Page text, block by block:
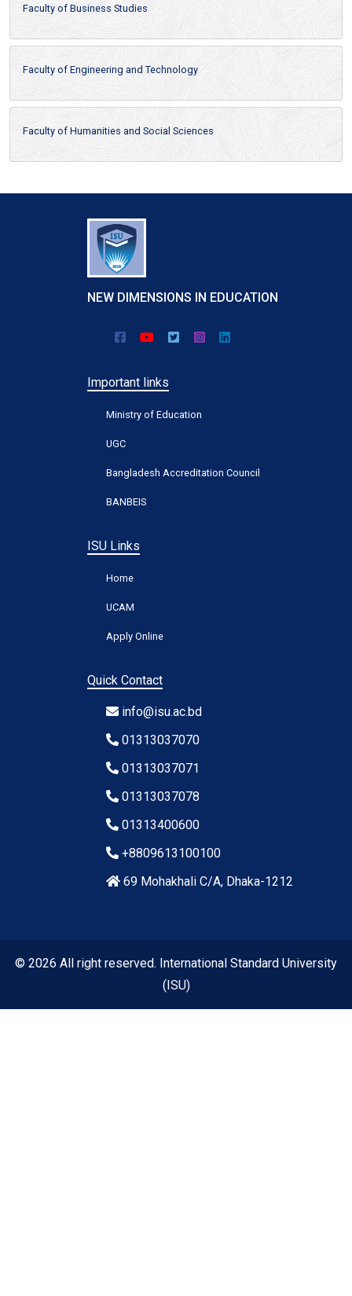
Faculty of Business Studies
Faculty of Engineering and Technology
Faculty of Humanities and Social Sciences
NEW DIMENSIONS IN EDUCATION
Important links
Ministry of Education
UGC
Bangladesh Accreditation Council
BANBEIS
ISU Links
Home
UCAM
Apply Online
Quick Contact
info@isu.ac.bd
01313037070
01313037071
01313037078
01313400600
+8809613100100
69 Mohakhali C/A, Dhaka-1212
© 2026 All right reserved. International Standard University
(ISU)